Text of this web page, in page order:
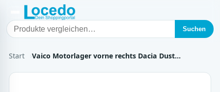
Suchen
Start Vaico Motorlager vorne rechts Dacia Dust…